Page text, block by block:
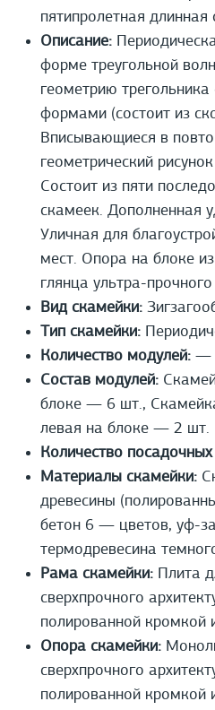
пятипролетная
Описание:
форме треугольной
геометрию
формами (состоит из
Вписывающиеся в
геометрический
Состоит из пяти
скамеек. Дополненная
Уличная для
мест. Опора на блоке
глянца ультра-
Вид скамейки:
Тип скамейки:
Количество модулей: —
Состав модулей:
блоке — 6 шт.,
левая на блоке — 2 шт.
Количество
Материалы скамейки:
древесины
бетон 6 — цветов, уф-
термодревесина
Рама скамейки: Плита
сверхпрочного
полированной кромкой
Опора скамейки:
сверхпрочного
полированной кромкой